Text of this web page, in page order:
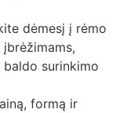
dėmesį į rėmo
surinkimo
formą ir